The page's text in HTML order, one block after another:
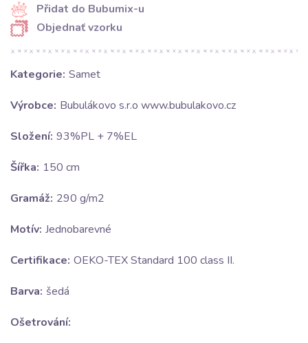
Přidat do Bubumix-u
Objednať vzorku
Kategorie: Samet
Výrobce: Bubulákovo s.r.o www.bubulakovo.cz
Složení: 93%PL + 7%EL
Šířka: 150 cm
Gramáž: 290 g/m2
Motív: Jednobarevné
Certifikace: OEKO-TEX Standard 100 class II.
Barva: šedá
Ošetrování: